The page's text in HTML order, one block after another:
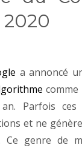
a annoncé
Parfois
et ne
Ce genre de